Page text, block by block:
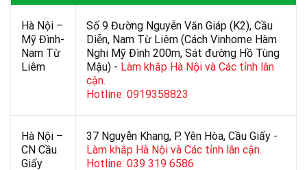
Hà Nội –
Mỹ Đình-
Nam Từ
Liêm
Số 9 Đường Nguyễn Văn Giáp (K2), Cầu
Diễn, Nam Từ Liêm (Cách Vinhome Hàm
Nghi Mỹ Đình 200m, Sát đường Hồ Tùng
Mậu) - Làm khắp Hà Nội và Các tỉnh lân
cận.
Hotline: 0919358823
Hà Nội –
CN Cầu
Giấy
37 Nguyễn Khang, P. Yên Hòa, Cầu Giấy -
Làm khắp Hà Nội và Các tỉnh lân cận.
Hotline: 039 319 6586